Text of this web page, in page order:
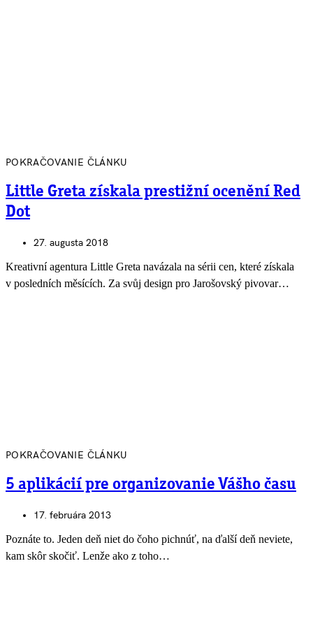
POKRAČOVANIE ČLÁNKU
Little Greta získala prestižní ocenění Red
Dot
27. augusta 2018
Kreativní agentura Little Greta navázala na sérii cen, které získala
v posledních měsících. Za svůj design pro Jarošovský pivovar…
POKRAČOVANIE ČLÁNKU
5 aplikácií pre organizovanie Vášho času
17. februára 2013
Poznáte to. Jeden deň niet do čoho pichnúť, na ďalší deň neviete,
kam skôr skočiť. Lenže ako z toho…